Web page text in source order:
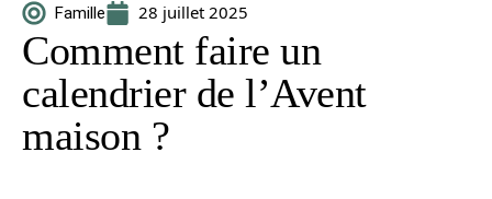
Famille 28 juillet 2025
Comment faire un
calendrier de l’Avent
maison ?